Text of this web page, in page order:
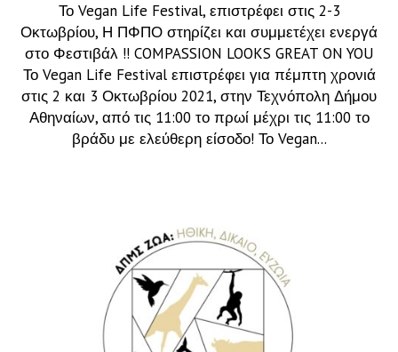
Το Vegan Life Festival, επιστρέφει στις 2-3
Οκτωβρίου, Η ΠΦΠΟ στηρίζει και συμμετέχει ενεργά
στο Φεστιβάλ !! COMPASSION LOOKS GREAT ON YOU
Το Vegan Life Festival επιστρέφει για πέμπτη χρονιά
στις 2 και 3 Οκτωβρίου 2021, στην Τεχνόπολη Δήμου
Αθηναίων, από τις 11:00 το πρωί μέχρι τις 11:00 το
βράδυ με ελεύθερη είσοδο! Το Vegan...